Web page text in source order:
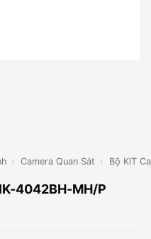
› Camera Quan Sát › Bộ KIT
4042BH-MH/P